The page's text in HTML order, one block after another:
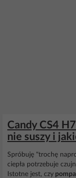
Candy CS4
nie suszy i
Spróbuję "trochę
ciepła potrzebuje
Istotne jest, czy pompa